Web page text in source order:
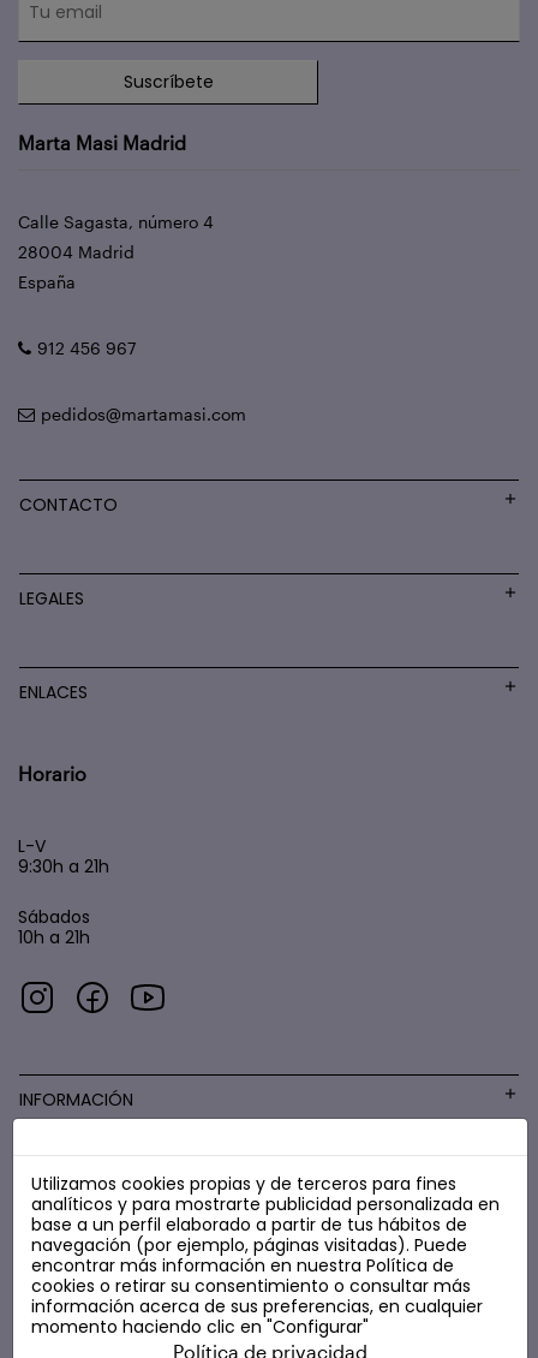
Suscríbete
Marta Masi Madrid
Calle Sagasta, número 4
28004 Madrid
España
912 456 967
pedidos@martamasi.com
CONTACTO
LEGALES
ENLACES
Horario
L-V
9:30h a 21h
Sábados
10h a 21h
INFORMACIÓN
COSMÉTICA LOW COST
Utilizamos cookies propias y de terceros para fines
analíticos y para mostrarte publicidad personalizada en
base a un perfil elaborado a partir de tus hábitos de
navegación (por ejemplo, páginas visitadas). Puede
encontrar más información en nuestra Política de
cookies o retirar su consentimiento o consultar más
información acerca de sus preferencias, en cualquier
momento haciendo clic en "Configurar"
Política de privacidad